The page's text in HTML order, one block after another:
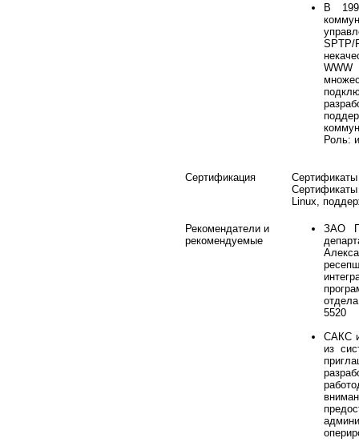
В
SPTP/
Роль:
Сертификация
Linux,
Рекомендатели и
рекомендуемые
ЗАО
5520
САКС
из